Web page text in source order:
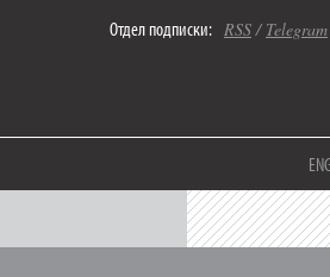
Отдел подписки: RSS/ Telegram